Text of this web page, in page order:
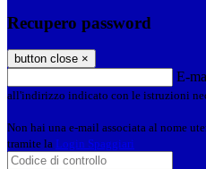
Recupero password
button close ×
E-
all'indirizzo indicato con le istruzioni
Non hai una e-mail associata al nome
tramite la Login Spaggiari